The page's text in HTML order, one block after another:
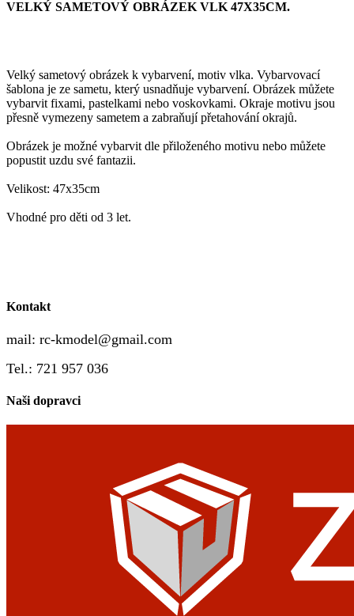
VELKÝ SAMETOVÝ OBRÁZEK VLK 47X35CM.
Velký sametový obrázek k vybarvení, motiv vlka. Vybarvovací
šablona je ze sametu, který usnadňuje vybarvení. Obrázek můžete
vybarvit fixami, pastelkami nebo voskovkami. Okraje motivu jsou
přesně vymezeny sametem a zabraňují přetahování okrajů.
Obrázek je možné vybarvit dle přiloženého motivu nebo můžete
popustit uzdu své fantazii.
Velikost: 47x35cm
Vhodné pro děti od 3 let.
Kontakt
mail: rc-kmodel@gmail.com
Tel.: 721 957 036
Naši dopravci